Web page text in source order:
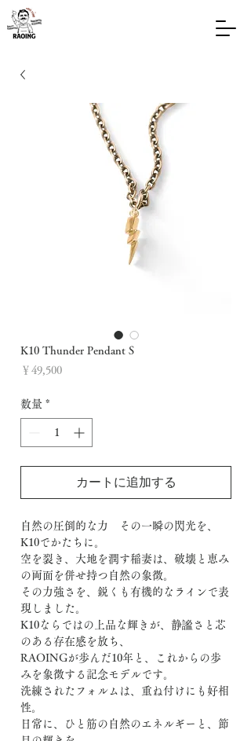
K10 Thunder Pendant S
￥49,500価
数量 *
カートに追加する
自然の圧倒的な力 その一瞬の閃光を、
K10でかたちに。
空を裂き、大地を潤す稲妻は、破壊と恵み
の両面を併せ持つ自然の象徴。
その力強さを、鋭くも有機的なラインで表
現しました。
K10ならではの上品な輝きが、静謐さと芯
のある存在感を放ち、
RAOINGが歩んだ10年と、これからの歩
みを象徴する記念モデルです。
洗練されたフォルムは、重ね付けにも好相
性。
日常に、ひと筋の自然のエネルギーと、節